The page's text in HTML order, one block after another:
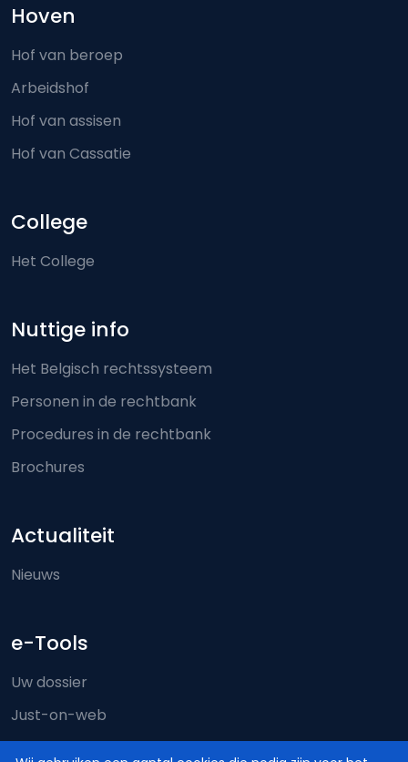
Hoven
Hof van beroep
Arbeidshof
Hof van assisen
Hof van Cassatie
College
Het College
Nuttige info
Het Belgisch rechtssysteem
Personen in de rechtbank
Procedures in de rechtbank
Brochures
Actualiteit
Nieuws
e-Tools
Uw dossier
Just-on-web
e-Deposit